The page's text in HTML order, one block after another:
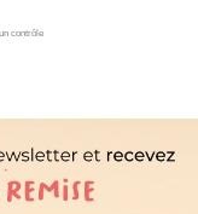
contrôle